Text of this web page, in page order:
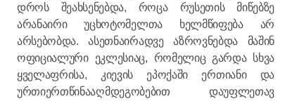
დროს შეახსენებდა, როცა რუსეთის მიწებზე
არანაირი უცხოტომელთა ხელმწიფება არ
არსებობდა. ასეთნაირადვე აზროვნებდა მაშინ
ოფიციალური ეკლესიაც, რომელიც გარდა სხვა
ყველაფრისა, კიევის ეპოქაში ერთიანი და
ურთიერთწინააღმდეგობებით დაუფლეთავ